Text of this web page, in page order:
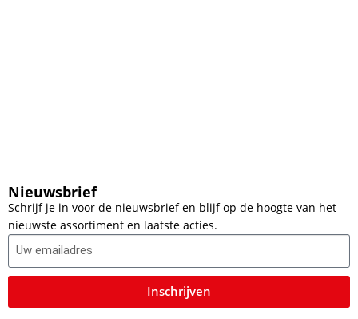
Nieuwsbrief
Schrijf je in voor de nieuwsbrief en blijf op de hoogte van het
nieuwste assortiment en laatste acties.
Inschrijven